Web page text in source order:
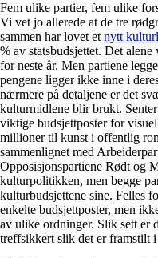
Fem ulike partier, fem ulike
Vi vet jo allerede at de tre
sammen har lovet et nytt
% av statsbudsjettet. Det
for neste år. Men partiene
pengene ligger ikke inne i
nærmere på detaljene er det
kulturmidlene blir brukt.
viktige budsjettposter for
millioner til kunst i offentlig
sammenlignet med
Opposisjonspartiene Rødt og
kulturpolitikken, men begge
kulturbudsjettene sine. Felles
enkelte budsjettposter, men
av ulike ordninger. Slik sett er
treffsikkert slik det er framstilt